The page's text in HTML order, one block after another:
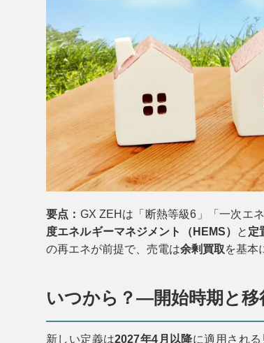
要点： GX ZEHは「断熱等級6」「一次エ
度エネルギーマネジメント（HEMS）
と 定
の再エネが前提で、売電は余剰買取を基本
いつから？—開始時期と移
新しい定義は2027年4月以降に適用され